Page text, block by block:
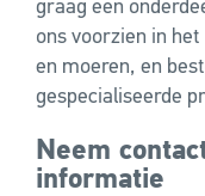
graag een
ons voorzien in
en moeren, en
gespecialiseerde
Neem
informatie